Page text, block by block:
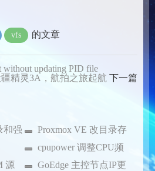
vfs 的文章
updating PID file
疆精灵3A，航拍之旅起航 下一篇
和强
Proxmox VE 改目录存
储 cpupower 调整CPU频
率
源
GoEdge 主控节点IP更